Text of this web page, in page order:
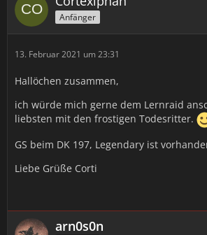
Anfänger
13. Februar 2021 um 23:31
Hallöchen zusammen,
ich würde mich gerne dem Lernraid
liebsten mit den frostigen Todesritter.
GS beim DK 197, Legendary ist
Liebe Grüße Corti
arn0s0n